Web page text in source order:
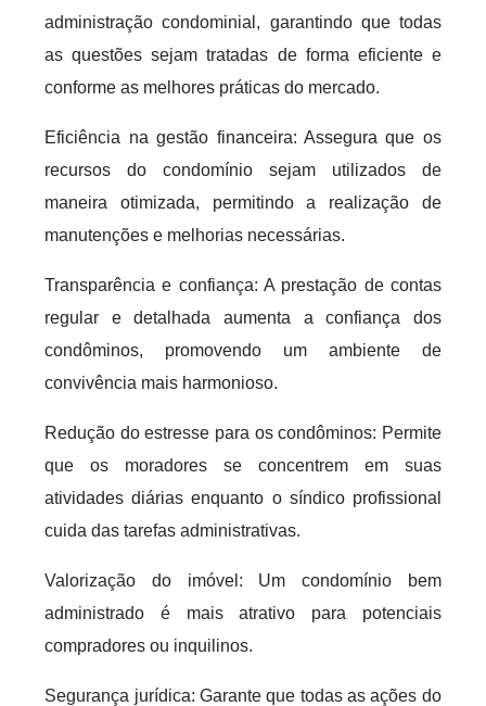
administração condominial, garantindo que todas
as questões sejam tratadas de forma eficiente e
conforme as melhores práticas do mercado.
Eficiência na gestão financeira: Assegura que os
recursos do condomínio sejam utilizados de
maneira otimizada, permitindo a realização de
manutenções e melhorias necessárias.
Transparência e confiança: A prestação de contas
regular e detalhada aumenta a confiança dos
condôminos, promovendo um ambiente de
convivência mais harmonioso.
Redução do estresse para os condôminos: Permite
que os moradores se concentrem em suas
atividades diárias enquanto o síndico profissional
cuida das tarefas administrativas.
Valorização do imóvel: Um condomínio bem
administrado é mais atrativo para potenciais
compradores ou inquilinos.
Segurança jurídica: Garante que todas as ações do